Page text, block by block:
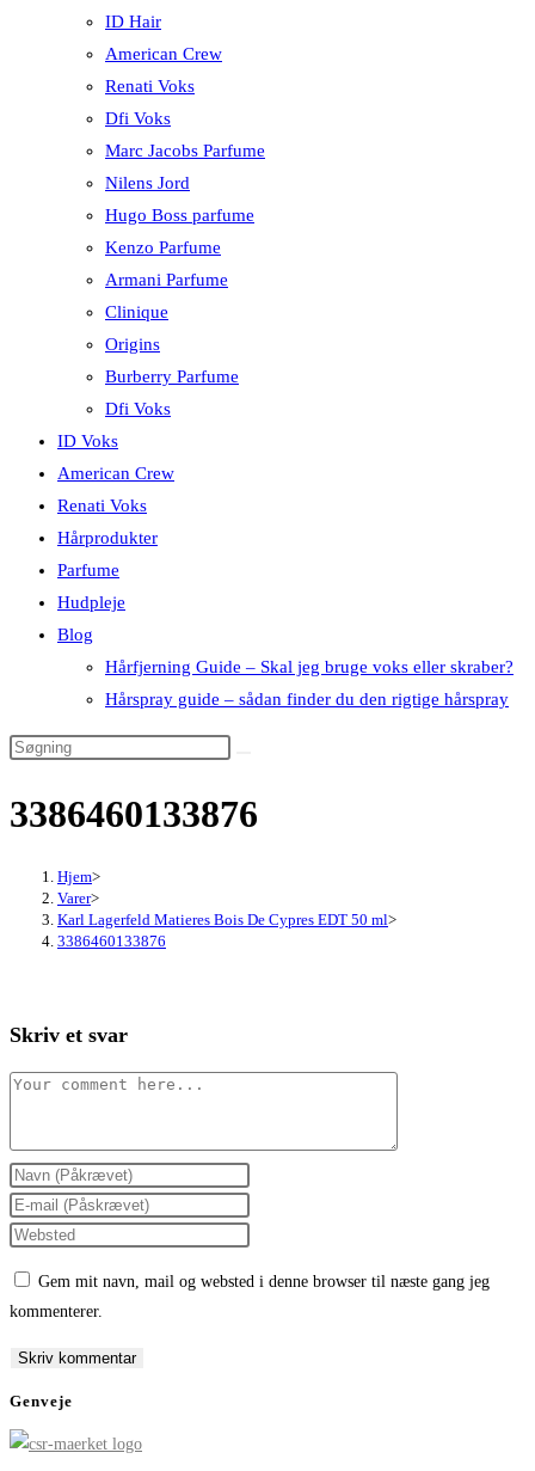
ID Hair
American Crew
Renati Voks
Dfi Voks
Marc Jacobs Parfume
Nilens Jord
Hugo Boss parfume
Kenzo Parfume
Armani Parfume
Clinique
Origins
Burberry Parfume
Dfi Voks
ID Voks
American Crew
Renati Voks
Hårprodukter
Parfume
Hudpleje
Blog
Hårfjerning Guide – Skal jeg bruge voks eller skraber?
Hårspray guide – sådan finder du den rigtige hårspray
3386460133876
Hjem>
Varer>
Karl Lagerfeld Matieres Bois De Cypres EDT 50 ml>
3386460133876
Skriv et svar
Comment
Enter
your
name
comment
Enter
your
comment
Enter
(optional)
Gem mit navn, mail og websted i denne browser til næste gang jeg
kommenterer.
Genveje